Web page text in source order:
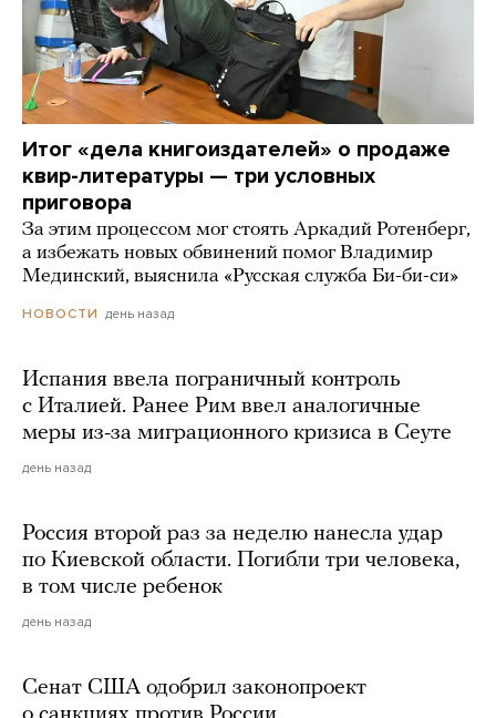
Итог «дела книгоиздателей» о продаже
квир-литературы — три условных
приговора
За этим процессом мог стоять Аркадий Ротенберг,
а избежать новых обвинений помог Владимир
Мединский, выяснила «Русская служба Би-би-си»
НОВОСТИ день назад
Испания ввела пограничный контроль
с Италией. Ранее Рим ввел аналогичные
меры из-за миграционного кризиса в Сеуте
день назад
Россия второй раз за неделю нанесла удар
по Киевской области. Погибли три человека,
в том числе ребенок
день назад
Сенат США одобрил законопроект